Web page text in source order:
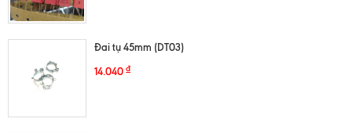
Đai tụ 45mm (DT03)
14.040 ₫